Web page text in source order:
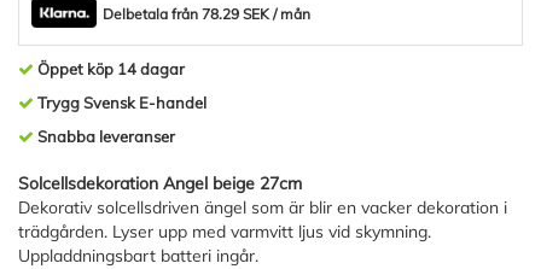
Delbetala från 78.29 SEK / mån
Öppet köp 14 dagar
Trygg Svensk E-handel
Snabba leveranser
Solcellsdekoration Angel beige 27cm
Dekorativ solcellsdriven ängel som är blir en vacker dekoration i
trädgården. Lyser upp med varmvitt ljus vid skymning.
Uppladdningsbart batteri ingår.